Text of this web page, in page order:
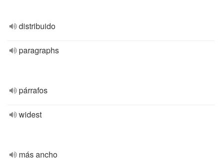
distribuido
paragraphs
párrafos
widest
más ancho